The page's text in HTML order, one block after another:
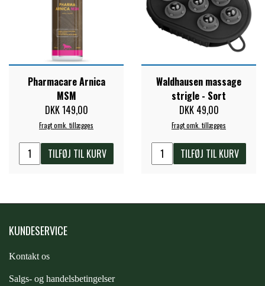
PREMIER EQUINE INSEKTBESKYTTELSE
Pharmacare Arnica
MSM
DKK 149,00
Fragt omk. tillægges
TILFØJ TIL KURV
Waldhausen massage
strigle - Sort
DKK 49,00
Fragt omk. tillægges
TILFØJ TIL KURV
KUNDESERVICE
Kontakt os
Salgs- og handelsbetingelser